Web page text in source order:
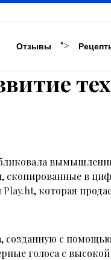
Отзывы ">
в
Play.ht, которая
с
голоса с